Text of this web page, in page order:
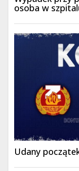
osoba w
Udany